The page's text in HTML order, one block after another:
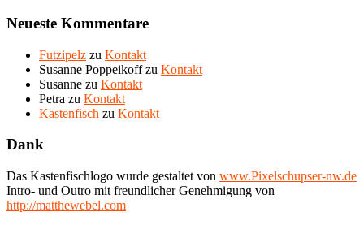
Neueste Kommentare
Futzipelz zu Kontakt
Susanne Poppeikoffzu Kontakt
Susanne zu Kontakt
Petra zu Kontakt
Kastenfisch zu Kontakt
Dank
Das Kastenfischlogo wurde gestaltet von www.Pixelschupser-nw.de
Intro- und Outro mit freundlicher Genehmigung von
http://matthewebel.com